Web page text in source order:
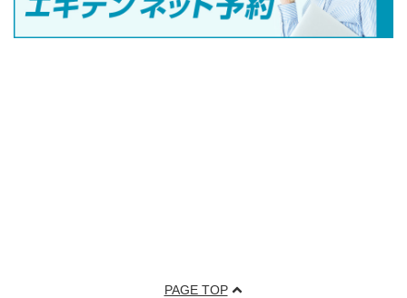
PAGE TOP